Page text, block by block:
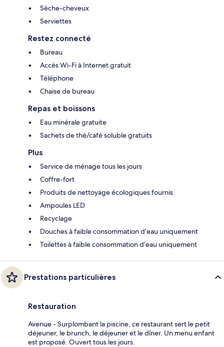
Sèche-cheveux
Serviettes
Restez connecté
Bureau
Accès Wi-Fi à Internet gratuit
Téléphone
Chaise de bureau
Repas et boissons
Eau minérale gratuite
Sachets de thé/café soluble gratuits
Plus
Service de ménage tous les jours
Coffre-fort
Produits de nettoyage écologiques fournis
Ampoules LED
Recyclage
Douches à faible consommation d’eau uniquement
Toilettes à faible consommation d’eau uniquement
Prestations particulières
Restauration
Avenue - Surplombant la piscine, ce restaurant sert le petit
déjeuner, le brunch, le déjeuner et le dîner. Un menu enfant
est proposé. Ouvert tous les jours.